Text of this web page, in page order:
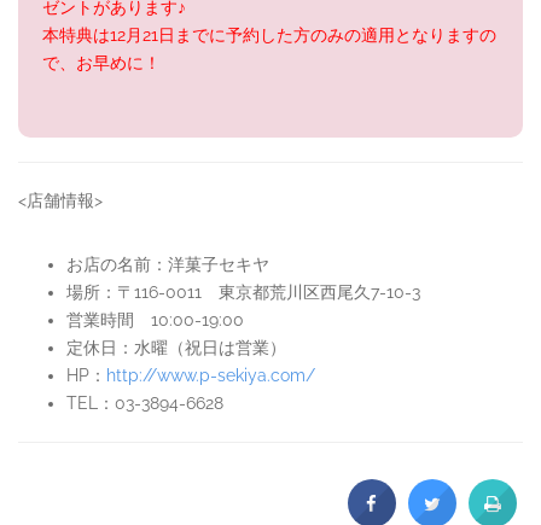
ゼントがあります♪
本特典は12月21日までに予約した方のみの適用となりますの
で、お早めに！
<店舗情報>
お店の名前：洋菓子セキヤ
場所：〒116-0011 東京都荒川区西尾久7-10-3
営業時間 10:00-19:00
定休日：水曜（祝日は営業）
HP： http://www.p-sekiya.com/
TEL：03-3894-6628